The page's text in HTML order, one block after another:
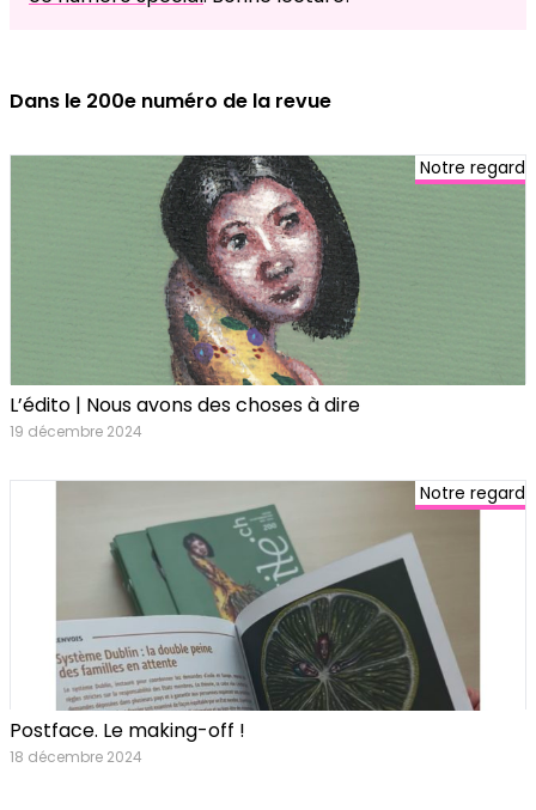
Dans le 200e numéro de la revue
Notre regard
L’édito | Nous avons des choses à dire
19 décembre 2024
Notre regard
Postface. Le making-off !
18 décembre 2024